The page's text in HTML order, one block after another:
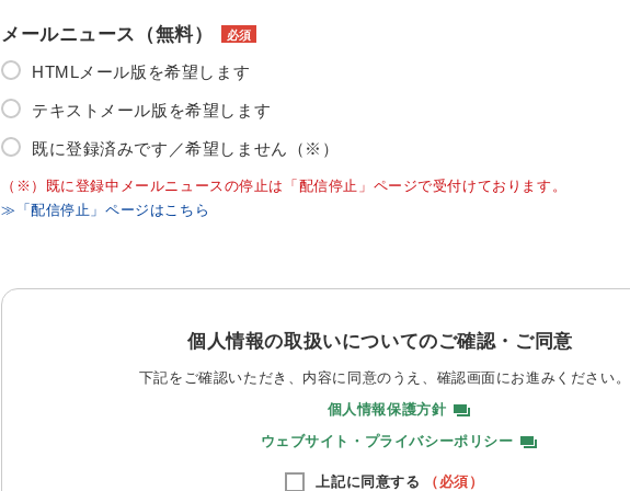
メールニュース（無料） 必須
HTMLメール版を希望します
テキストメール版を希望します
既に登録済みです／希望しません（※）
（※）既に登録中メールニュースの停止は「配信停止」ページで受付けております。
≫「配信停止」ページはこちら
個人情報の取扱いについてのご確認・ご同意
下記をご確認いただき、内容に同意のうえ、 確認画面にお進みください。
個人情報保護方針
ウェブサイト・プライバシーポリシー
上記に同意する （必須）